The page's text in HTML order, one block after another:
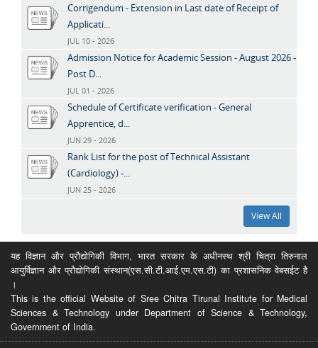
Corrigendum - Extension in Last date of Receipt of
Applicati...
JUL 10 - 2026
Admission Notice for Academic Session - August 2026 -
Post D...
JUL 01 - 2026
Schedule of Certificate verification - General
Apprentice, d...
JUN 29 - 2026
Rank List for the post of Technical Assistant
(Cardiology) -...
JUN 25 - 2026
View All
यह विज्ञान और प्रौद्योगिकी विभाग, भारत सरकार के अधीनस्थ श्री चित्रा तिरुनाल
आयुर्विज्ञान और प्रौद्योगिकी संस्थान(एस.सी.टी.आई.एम.एस.टी) का प्रशासनिक वेबसईट है
।
This is the official Website of Sree Chitra Tirunal Institute for Medical
Sciences & Technology under Department of Science & Technology,
Government of India.